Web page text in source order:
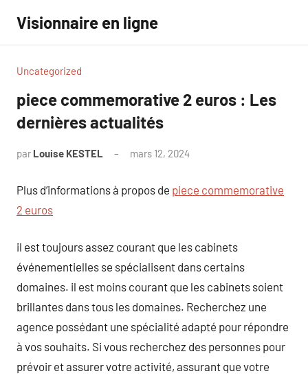
contenu
Visionnaire en ligne
Uncategorized
piece commemorative 2 euros : Les
dernières actualités
par Louise KESTEL mars 12, 2024
Plus d’informations à propos de piece commemorative
2 euros
il est toujours assez courant que les cabinets
événementielles se spécialisent dans certains
domaines. il est moins courant que les cabinets soient
brillantes dans tous les domaines. Recherchez une
agence possédant une spécialité adapté pour répondre
à vos souhaits. Si vous recherchez des personnes pour
prévoir et assurer votre activité, assurant que votre